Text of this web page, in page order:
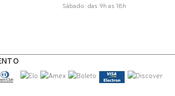
Sábado: das 9h as 18h